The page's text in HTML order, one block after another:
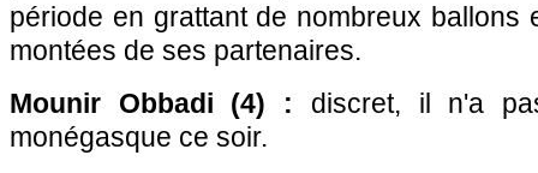
période en grattant de nombreux ballons
montées de ses partenaires.
Mounir Obbadi (4) : discret, il n'a
monégasque ce soir.